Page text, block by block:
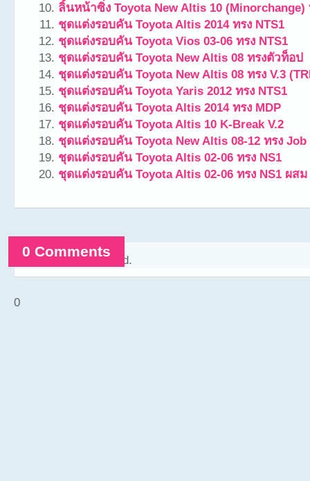
ลิ้นหน้าซิ่ง Toyota New Altis 10 (Minorchange)
ชุดแต่งรอบคัน Toyota Altis 2014 ทรง NTS1
ชุดแต่งรอบคัน Toyota Vios 03-06 ทรง NTS1
ชุดแต่งรอบคัน Toyota New Altis 08 ทรงตัวท็อป
ชุดแต่งรอบคัน Toyota New Altis 08 ทรง V.3
ชุดแต่งรอบคัน Toyota Yaris 2012 ทรง NTS1
ชุดแต่งรอบคัน Toyota Altis 2014 ทรง MDP
ชุดแต่งรอบคัน Toyota Altis 10 K-Break V.2
ชุดแต่งรอบคัน Toyota New Altis 08-12 ทรง Job
ชุดแต่งรอบคัน Toyota Altis 02-06 ทรง NS1
ชุดแต่งรอบคัน Toyota Altis 02-06 ทรง NS1 ผสม
0 Comments
Comments are closed.
0